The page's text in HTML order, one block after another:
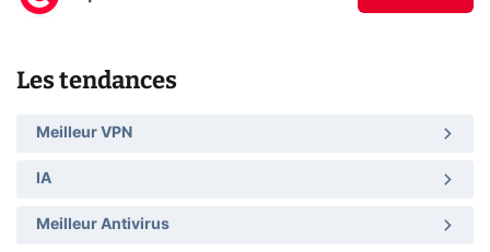
Les tendances
Meilleur VPN
IA
Meilleur Antivirus